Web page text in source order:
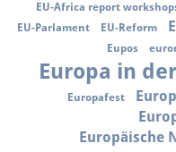
EU-Africa report
EU-Parlament EU-Reform
Eupos
Europa in
Europafest
Europäische